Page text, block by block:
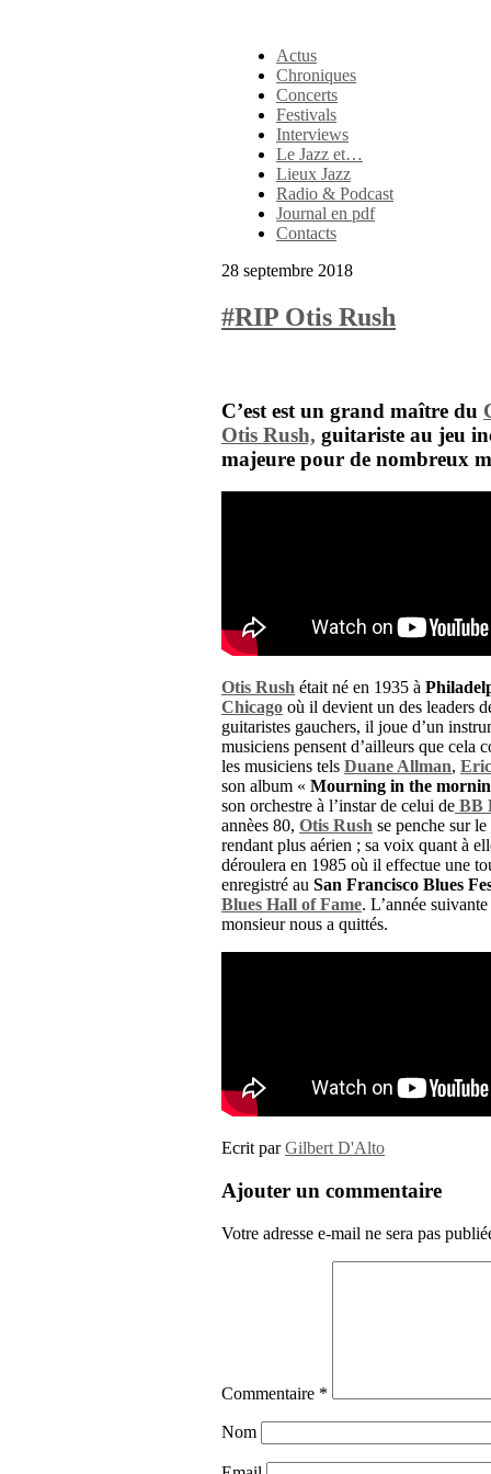
Actus
Chroniques
Concerts
Festivals
Interviews
Le Jazz et…
Lieux Jazz
Radio & Podcast
Journal en pdf
Contacts
28 septembre 2018
#RIP Otis Rush
C’est est un grand maître du
Otis Rush, guitariste au jeu
majeure pour de nombreux
Otis Rush était né en 1935 à
Chicago où il devient un des leaders
guitaristes gauchers, il joue d’un
musiciens pensent d’ailleurs que cela
les musiciens tels Duane Allman,
son album « Mourning in the
son orchestre à l’instar de celui de BB
annèes 80, Otis Rush se penche sur le
rendant plus aérien ; sa voix quant à
déroulera en 1985 où il effectue une
enregistré au San Francisco Blues
Blues Hall of Fame. L’année
monsieur nous a quittés.
Ecrit parGilbert D'Alto
Ajouter un commentaire
Votre adresse e-mail ne sera pas
Commentaire *
Nom